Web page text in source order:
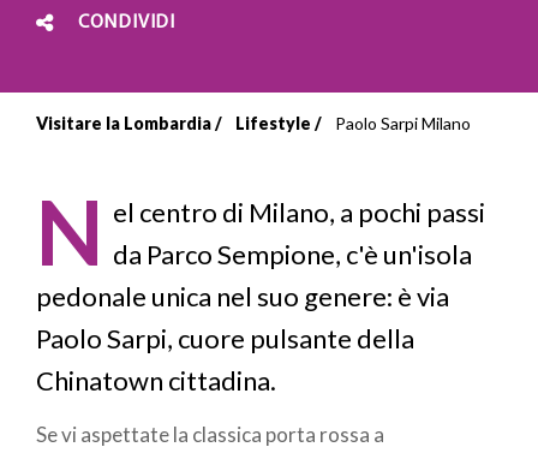
CONDIVIDI
di
pane
Visitare la Lombardia Lifestyle Paolo Sarpi Milano
N el centro di Milano, a pochi passi
da Parco Sempione, c'è un'isola
pedonale unica nel suo genere: è via
Paolo Sarpi, cuore pulsante della
Chinatown cittadina.
Se vi aspettate la classica porta rossa a